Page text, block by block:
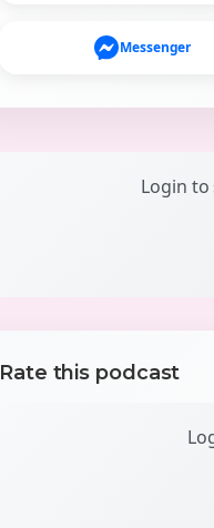
Messenger
Login to
Rate this podcast